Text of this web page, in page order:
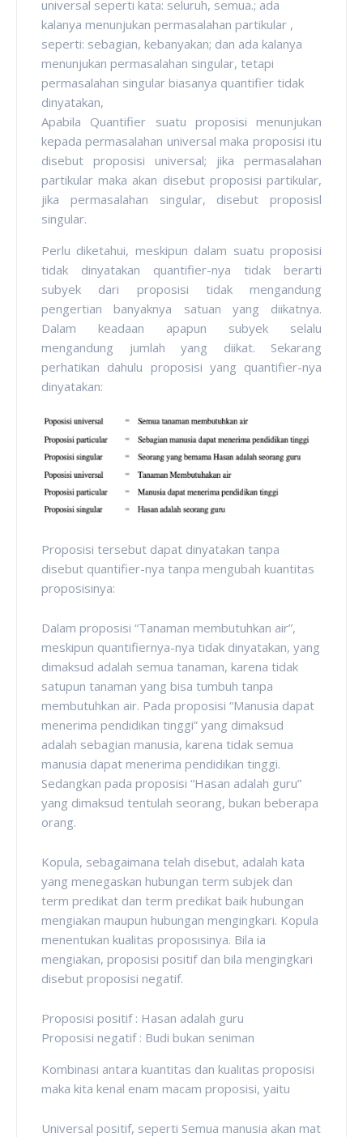
universal seperti kata: seluruh, semua.; ada
kalanya menunjukan permasalahan partikular ,
seperti: sebagian, kebanyakan; dan ada kalanya
menunjukan permasalahan singular, tetapi
permasalahan singular biasanya quantifier tidak
dinyatakan,
Apabila Quantifier suatu proposisi menunjukan
kepada permasalahan universal maka proposisi itu
disebut proposisi universal; jika permasalahan
partikular maka akan disebut proposisi partikular,
jika permasalahan singular, disebut proposisl
singular.
Perlu diketahui, meskipun dalam suatu proposisi
tidak dinyatakan quantifier-nya tidak berarti
subyek dari proposisi tidak mengandung
pengertian banyaknya satuan yang diikatnya.
Dalam keadaan apapun subyek selalu
mengandung jumlah yang diikat. Sekarang
perhatikan dahulu proposisi yang quantifier-nya
dinyatakan:
Proposisi tersebut dapat dinyatakan tanpa
disebut quantifier-nya tanpa mengubah kuantitas
proposisinya:
Dalam proposisi “Tanaman membutuhkan air”,
meskipun quantifiernya-nya tidak dinyatakan, yang
dimaksud adalah semua tanaman, karena tidak
satupun tanaman yang bisa tumbuh tanpa
membutuhkan air. Pada proposisi “Manusia dapat
menerima pendidikan tinggi” yang dimaksud
adalah sebagian manusia, karena tidak semua
manusia dapat menerima pendidikan tinggi.
Sedangkan pada proposisi “Hasan adalah guru”
yang dimaksud tentulah seorang, bukan beberapa
orang.
Kopula, sebagaimana telah disebut, adalah kata
yang menegaskan hubungan term subjek dan
term predikat dan term predikat baik hubungan
mengiakan maupun hubungan mengingkari. Kopula
menentukan kualitas proposısinya. Bila ia
mengiakan, proposisi positif dan bila mengingkari
disebut proposisi negatif.
Proposisi positif : Hasan adalah guru
Proposisi negatif : Budi bukan seniman
Kombinasi antara kuantitas dan kualitas proposisi
maka kita kenal enam macam proposisi, yaitu
Universal positif, seperti Semua manusia akan mat